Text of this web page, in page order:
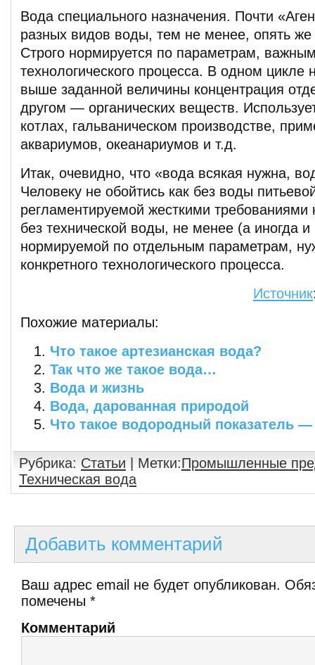
Вода специального назначения. Почти
разных видов воды, тем не менее, опять
Строго нормируется по параметрам,
технологического процесса. В одном цикле
выше заданной величины концентрация
другом — органических веществ.
котлах, гальваническом производстве,
аквариумов, океанариумов и т.д.
Итак, очевидно, что «вода всякая нужна,
Человеку не обойтись как без воды
регламентируемой жесткими требованиями
без технической воды, не менее (а иногда и
нормируемой по отдельным параметрам,
конкретного технологического процесса.
Источник
Похожие материалы:
Что такое артезианская вода?
Так что же такое вода…
Вода и жизнь
Вода, дарованная природой
Что такое водородный показатель
Рубрика: Статьи | Метки:Промышленные
Техническая вода
Добавить комментарий
Ваш адрес email не будет опубликован.
помечены *
Комментарий